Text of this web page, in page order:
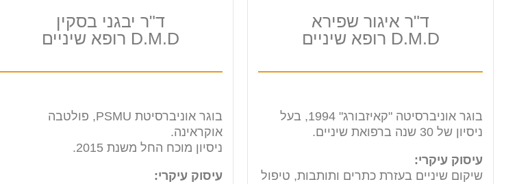
ד"ר איגור שפירא
D.M.D רופא שיניים​
בוגר אוניברסיטה "קאיזבורג" 1994, בעל
ניסיון של 30 שנה ברפואת שיניים.
עיסוק עיקרי:
שיקום שיניים בעזרת כתרים ותותבות, טיפול
ד"ר יבגני בסקין
D.M.D רופא שיניים​
בוגר אוניברסיטת PSMU, פולטבה
אוקראינה.
ניסיון מוכח החל משנת 2015.
עיסוק עיקרי: